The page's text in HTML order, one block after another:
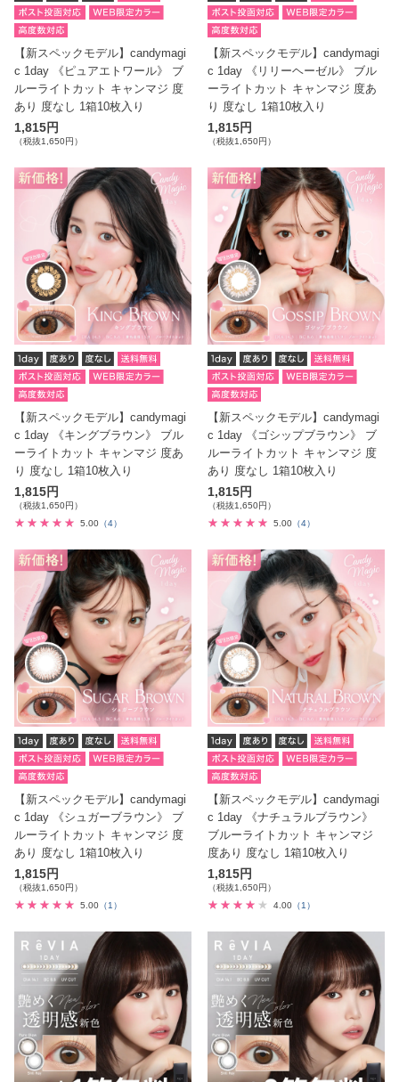
【新スペックモデル】candymagi
c 1day 《ピュアエトワール》 ブ
ルーライトカット キャンマジ 度
あり 度なし 1箱10枚入り
1,815円
（税抜1,650円）
【新スペックモデル】candymagi
c 1day 《リリーヘーゼル》 ブル
ーライトカット キャンマジ 度あ
り 度なし 1箱10枚入り
1,815円
（税抜1,650円）
【新スペックモデル】candymagi
c 1day 《キングブラウン》 ブル
ーライトカット キャンマジ 度あ
り 度なし 1箱10枚入り
1,815円
（税抜1,650円）
5.00 （4）
【新スペックモデル】candymagi
c 1day 《ゴシップブラウン》 ブ
ルーライトカット キャンマジ 度
あり 度なし 1箱10枚入り
1,815円
（税抜1,650円）
5.00 （4）
【新スペックモデル】candymagi
c 1day 《シュガーブラウン》 ブ
ルーライトカット キャンマジ 度
あり 度なし 1箱10枚入り
1,815円
（税抜1,650円）
5.00 （1）
【新スペックモデル】candymagi
c 1day 《ナチュラルブラウン》
ブルーライトカット キャンマジ
度あり 度なし 1箱10枚入り
1,815円
（税抜1,650円）
4.00 （1）